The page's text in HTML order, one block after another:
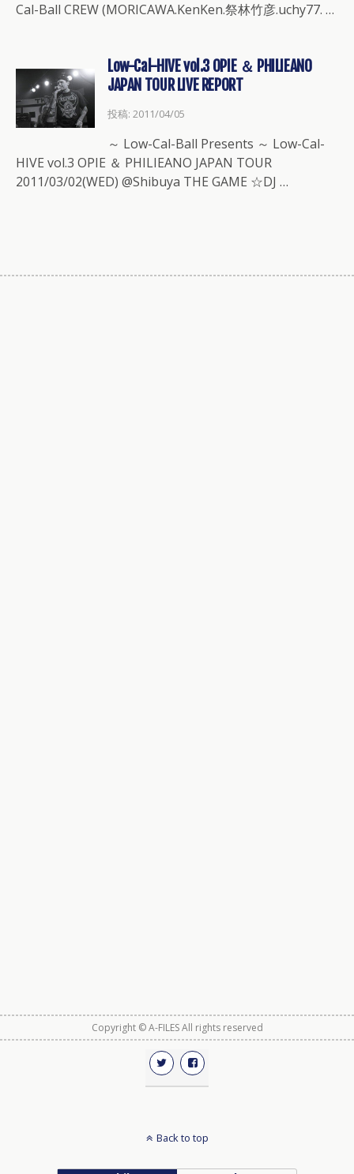
Cal-Ball CREW (MORICAWA.KenKen.祭林竹彦.uchy77. …
Low-Cal-HIVE vol.3 OPIE ＆ PHILIEANO
JAPAN TOUR LIVE REPORT
投稿: 2011/04/05
～ Low-Cal-Ball Presents ～ Low-Cal-
HIVE vol.3 OPIE ＆ PHILIEANO JAPAN TOUR
2011/03/02(WED) @Shibuya THE GAME ☆DJ …
Copyright © A-FILES All rights reserved
Back to top